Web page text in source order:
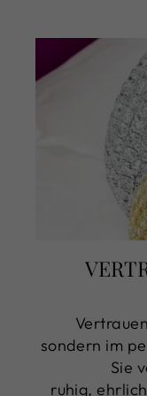
sondern im
Sie
ruhig,